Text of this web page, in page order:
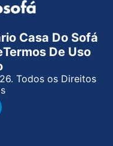
Casa Do Sofá
Termos De Uso
Todos os Direitos